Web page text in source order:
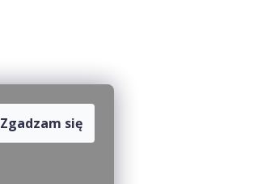
Zgadzam się